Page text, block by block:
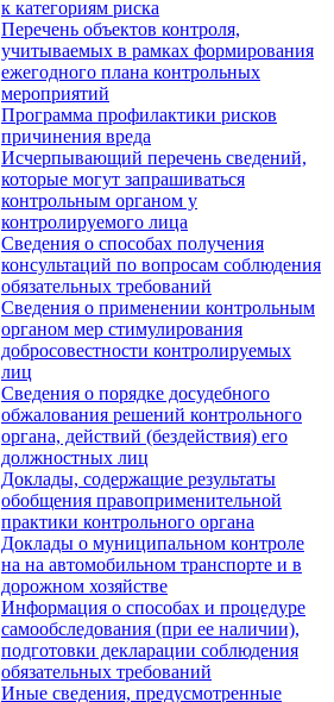
к категориям риска
Перечень объектов контроля,
учитываемых в рамках формирования
ежегодного плана контрольных
мероприятий
Программа профилактики рисков
причинения вреда
Исчерпывающий перечень сведений,
которые могут запрашиваться
контрольным органом у
контролируемого лица
Сведения о способах получения
консультаций по вопросам соблюдения
обязательных требований
Сведения о применении контрольным
органом мер стимулирования
добросовестности контролируемых
лиц
Сведения о порядке досудебного
обжалования решений контрольного
органа, действий (бездействия) его
должностных лиц
Доклады, содержащие результаты
обобщения правоприменительной
практики контрольного органа
Доклады о муниципальном контроле
на на автомобильном транспорте и в
дорожном хозяйстве
Информация о способах и процедуре
самообследования (при ее наличии),
подготовки декларации соблюдения
обязательных требований
Иные сведения, предусмотренные